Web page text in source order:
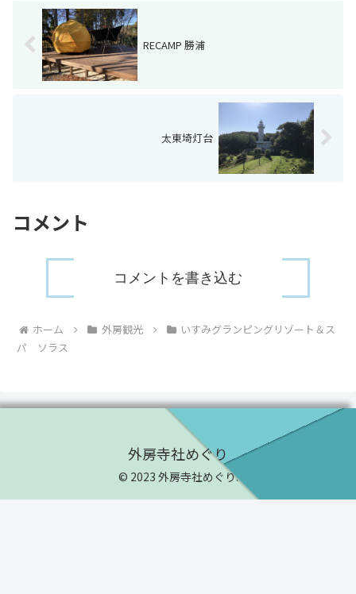
RECAMP 勝浦
太東埼灯台
コメント
コメントを書き込む
ホーム 外房観光
いすみグランピングリゾート＆ス
パ ソラス
外房寺社めぐり
© 2023 外房寺社めぐり.